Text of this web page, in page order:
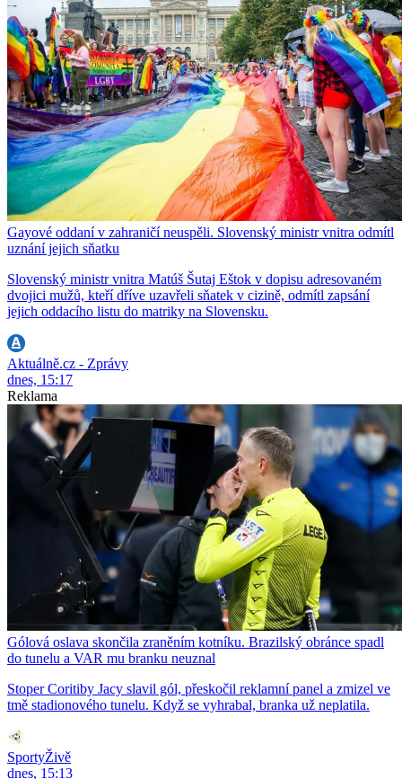
Gayové oddaní v zahraničí neuspěli. Slovenský ministr vnitra odmítl
uznání jejich sňatku
Slovenský ministr vnitra Matúš Šutaj Eštok v dopisu adresovaném
dvojici mužů, kteří dříve uzavřeli sňatek v cizině, odmítl zapsání
jejich oddacího listu do matriky na Slovensku.
Aktuálně.cz - Zprávy
dnes, 15:17
Reklama
Gólová oslava skončila zraněním kotníku. Brazilský obránce spadl
do tunelu a VAR mu branku neuznal
Stoper Coritiby Jacy slavil gól, přeskočil reklamní panel a zmizel ve
tmě stadionového tunelu. Když se vyhrabal, branka už neplatila.
SportyŽivě
dnes, 15:13